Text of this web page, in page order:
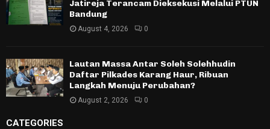
Jatireja Terancam Dieksekusi Melalui PTUN
Bandung
August 4, 2026 0
Lautan Massa Antar Soleh Solehhudin
Daftar Pilkades Karang Haur, Ribuan
Langkah Menuju Perubahan?
August 2, 2026 0
CATEGORIES